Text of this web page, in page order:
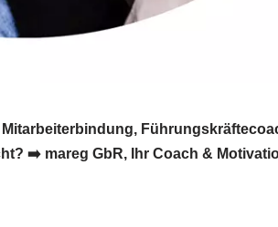
➡️ mareg GbR, Ihr Coach &